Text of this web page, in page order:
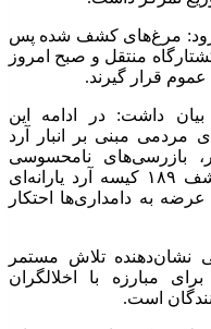
مرغ‌های کشف شده پس
منتقل و صبح امروز
قرار گیرند.
داشت: در ادامه این
مردمی مبنی بر انبار آرد
بازرسی‌های نامحسوسی
صورت گرفت و این بازرسی‌ها به کشف ۱۸۹ کیسه آرد یارانه‌ای
به دامداری‌ها احتکار
نشان‌دهنده تلاش مستمر
مبارزه با اخلالگران
است.